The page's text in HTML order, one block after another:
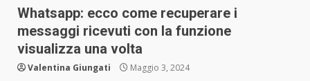
Whatsapp: ecco come recuperare i
messaggi ricevuti con la funzione
visualizza una volta
Valentina Giungati Maggio 3, 2024